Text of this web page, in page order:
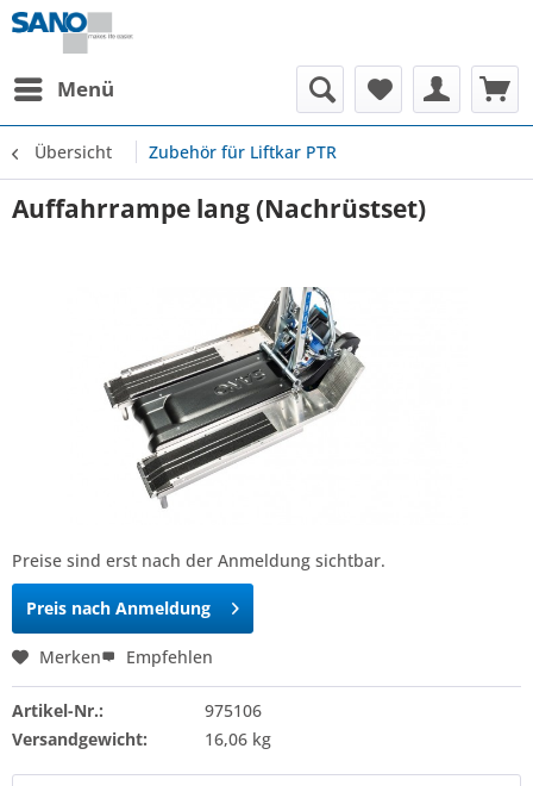
Menü
Übersicht Zubehör für Liftkar PTR
Auffahrrampe lang (Nachrüstset)
Preise sind erst nach der Anmeldung sichtbar.
Preis nach Anmeldung
Merken Empfehlen
Artikel-Nr.:
975106
Versandgewicht:
16,06 kg